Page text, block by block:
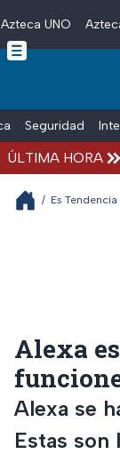
Skip to main
Azteca UNO
Seguridad
ÚLTIMA HORA
/ Es Tendencia
Alexa
Alexa se
Estas son